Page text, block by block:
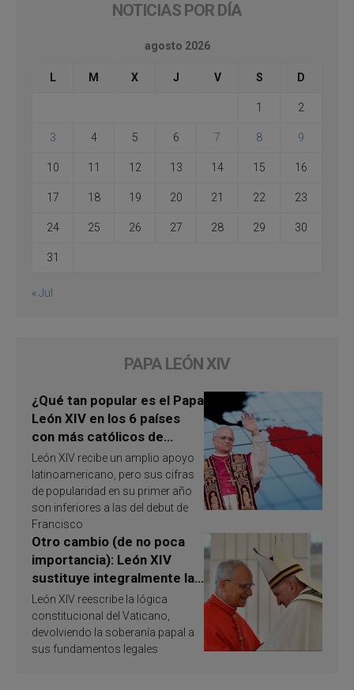
NOTICIAS POR DÍA
agosto 2026
L M X J V S D
1 2
3 4 5 6 7 8 9
10 11 12 13 14 15 16
17 18 19 20 21 22 23
24 25 26 27 28 29 30
31
« Jul
PAPA LEÓN XIV
¿Qué tan popular es el Papa
León XIV en los 6 países
con más católicos de
América Latina en 2026?
Publican resultados de
investigación
León XIV recibe un amplio apoyo
latinoamericano, pero sus cifras
de popularidad en su primer año
son inferiores a las del debut de
Francisco
Otro cambio (de no poca
importancia): León XIV
sustituye integralmente la
ley vaticana de Papa
Francisco
León XIV reescribe la lógica
constitucional del Vaticano,
devolviendo la soberanía papal a
sus fundamentos legales